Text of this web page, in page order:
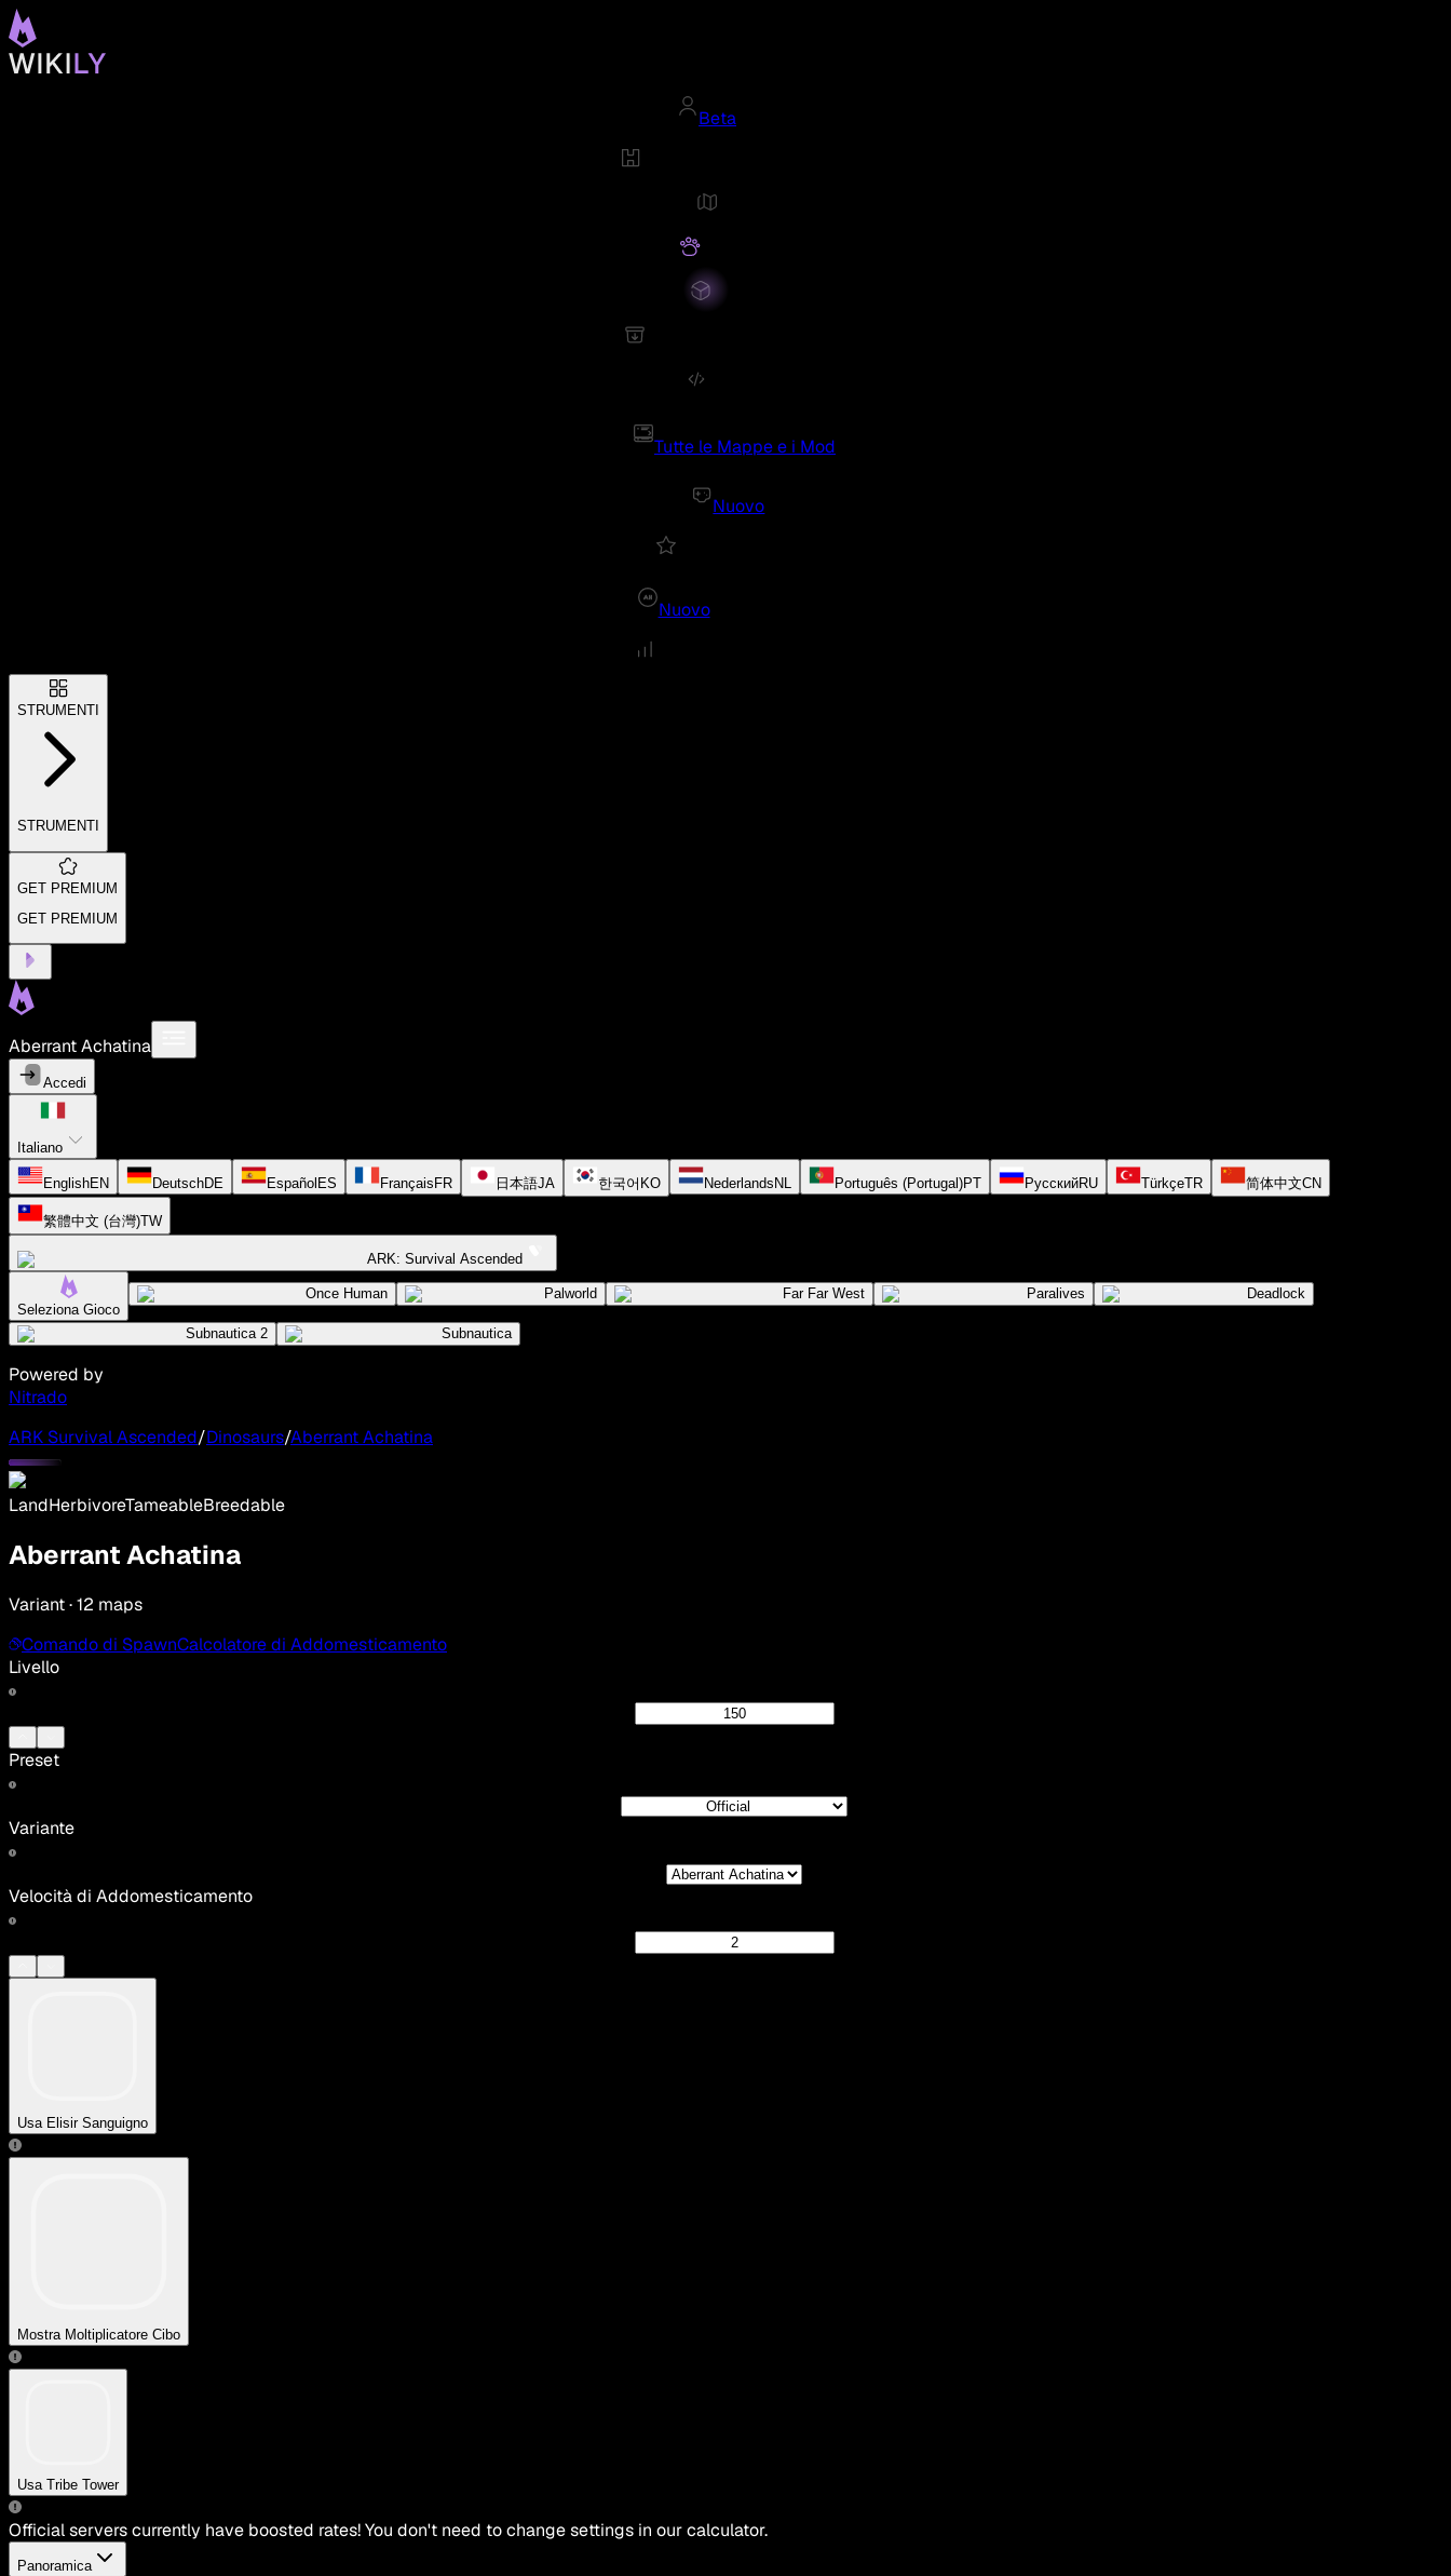
Beta
Tutte le Mappe e i Mod
Nuovo
Nuovo
STRUMENTI
STRUMENTI
GET PREMIUM
GET PREMIUM
Aberrant Achatina
Accedi
Italiano
EnglishEN DeutschDE Español ES Français FR 日本語JA 한국어 KO Nederlands NL Português (Portugal)PT РусскийRU TürkçeTR 简体中文CN
繁體中文 (台灣)TW
ARK: Survival Ascended
Seleziona Gioco
Once Human Palworld Far Far West Paralives Deadlock
Subnautica 2 Subnautica
Powered by
Nitrado
ARK Survival Ascended/Dinosaurs/Aberrant Achatina
LandHerbivoreTameableBreedable
Aberrant Achatina
Variant · 12 maps
Comando di SpawnCalcolatore di Addomesticamento
Livello
Preset
Variante
Velocità di Addomesticamento
Usa Elisir Sanguigno
Mostra Moltiplicatore Cibo
Usa Tribe Tower
Official servers currently have boosted rates! You don't need to change settings in our calculator.
Panoramica